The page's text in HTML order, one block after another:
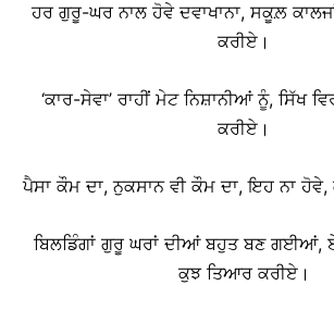
ਹਰ ਗੁਰੂ-ਘਰ ਨਾਲ ਹੋਵੇ ਦਵਾਖਾਨਾ, ਸਕੂਲ਼
ਕਰੀਏ।
‘ਕਾਰ-ਸੇਵਾ’ ਰਾਹੀਂ ਮੇਟ ਨਿਸ਼ਾਨੀਆਂ ਨੂੰ, ਸਿੱਖ
ਕਰੀਏ।
ਪੈਸਾ ਕੌਮ ਦਾ, ਨੁਕਸਾਨ ਵੀ ਕੌਮ ਦਾ, ਇਹ ਨਾ
ਬਿਲਡਿੰਗਾਂ ਗੁਰੂ ਘਰਾਂ ਦੀਆਂ ਬਹੁਤ ਬਣ ਗਈਆਂ,
ਕੁਝ ਤਿਆਰ ਕਰੀਏ।